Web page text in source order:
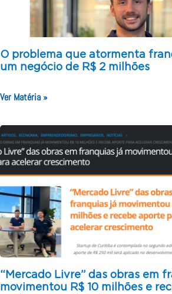
O problema que atormenta
um negócio de R$ 2 milhões
Ver Matéria »
“Mercado Livre” das obras em
movimentou R$ 10 milhões e